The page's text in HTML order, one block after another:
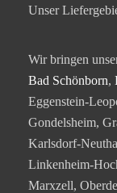
Unser
Wir bringen
Bad Schönborn,
Eggenstein-
Gondelsheim,
Karlsdorf-
Linkenheim-
Marxzell,